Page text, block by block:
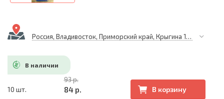
Россия, Владивосток, Приморский край, Крыгина 105
В наличии
10 шт.
93 р.
84 р. В корзину